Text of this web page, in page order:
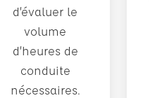
d’évaluer le
volume
d’heures de
conduite
nécessaires.